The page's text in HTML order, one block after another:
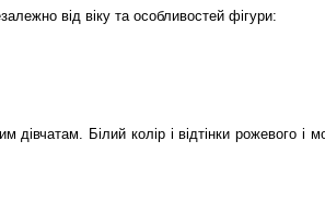
від віку та особливостей фігури:
Білий колір і відтінки рожевого і